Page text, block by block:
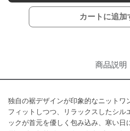
カートに追加
商品説明
独自の裾デザインが印象的なニットワ
フィットしつつ、リラックスしたシル
ックが首元を優しく包み込み、寒い日